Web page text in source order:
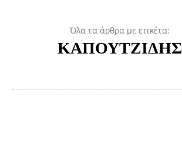
Όλα τα άρθρα με ετικέτα:
ΚΑΠΟΥΤΖΙΔΗΣ